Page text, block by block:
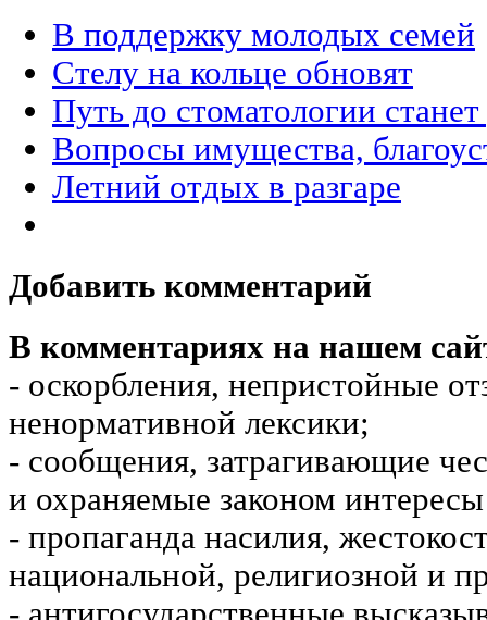
В поддержку молодых семей
Стелу на кольце обновят
Путь до стоматологии
Вопросы имущества,
Летний отдых в разгаре
Добавить комментарий
В комментариях на нашем
- оскорбления, непристойные
ненормативной лексики;
- сообщения, затрагивающие
и охраняемые законом
- пропаганда насилия,
национальной, религиозной и